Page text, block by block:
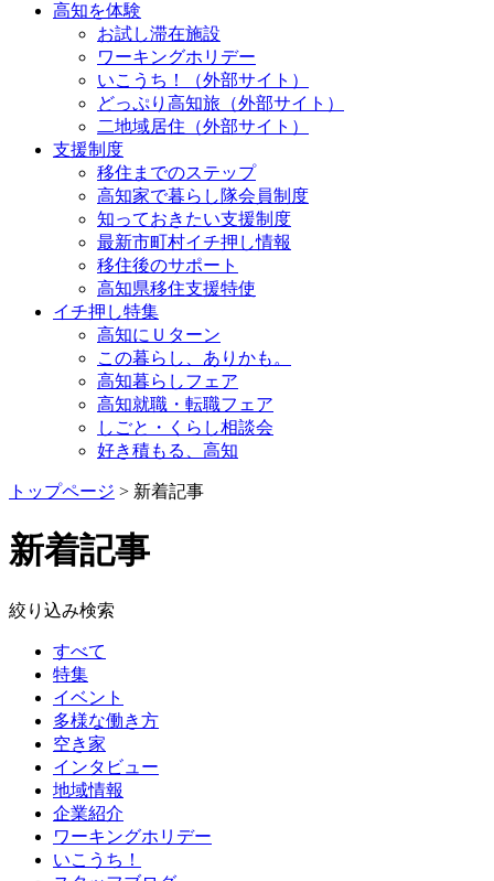
高知を体験
お試し滞在施設
ワーキングホリデー
いこうち！（外部サイト）
どっぷり高知旅（外部サイト）
二地域居住（外部サイト）
支援制度
移住までのステップ
高知家で暮らし隊会員制度
知っておきたい支援制度
最新市町村イチ押し情報
移住後のサポート
高知県移住支援特使
イチ押し特集
高知にＵターン
この暮らし、ありかも。
高知暮らしフェア
高知就職・転職フェア
しごと・くらし相談会
好き積もる、高知
トップページ > 新着記事
新着記事
絞り込み検索
すべて
特集
イベント
多様な働き方
空き家
インタビュー
地域情報
企業紹介
ワーキングホリデー
いこうち！